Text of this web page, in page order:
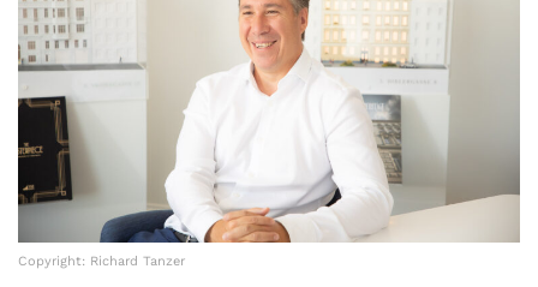
Copyright: Richard Tanzer